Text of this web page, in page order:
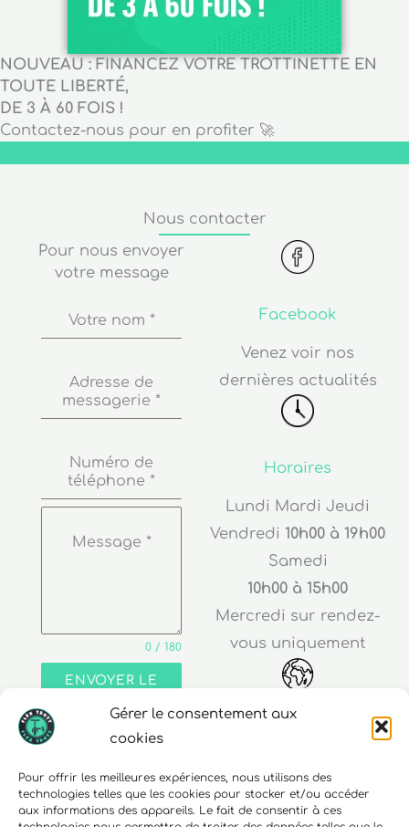
Gérer le consentement aux
cookies
Pour offrir les meilleures expériences, nous utilisons des
technologies telles que les cookies pour stocker et/ou accéder
aux informations des appareils. Le fait de consentir à ces
TOUTE LIBERTÉ,
DE 3 À 60 FOIS !
Contactez-nous pour en profiter 🚀
Pour nous envoyer
votre message
messagerie
téléphone
ENVOYER LE
MESSAGE
dernières actualités
Vendredi10h00 à 19h00
Samedi
10h00 à 15h00
Mercredi sur rendez-
vous uniquement
30 rue Edouard Richard
68000 Colmar